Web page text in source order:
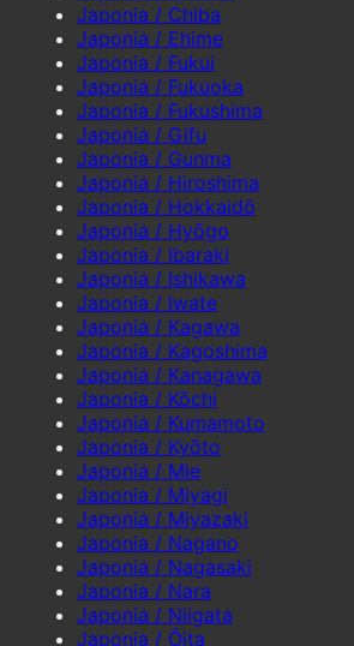
Japonia / Chiba
Japonia / Ehime
Japonia / Fukui
Japonia / Fukuoka
Japonia / Fukushima
Japonia / Gifu
Japonia / Gunma
Japonia / Hiroshima
Japonia / Hokkaidō
Japonia / Hyōgo
Japonia / Ibaraki
Japonia / Ishikawa
Japonia / Iwate
Japonia / Kagawa
Japonia / Kagoshima
Japonia / Kanagawa
Japonia / Kōchi
Japonia / Kumamoto
Japonia / Kyōto
Japonia / Mie
Japonia / Miyagi
Japonia / Miyazaki
Japonia / Nagano
Japonia / Nagasaki
Japonia / Nara
Japonia / Niigata
Japonia / Ōita